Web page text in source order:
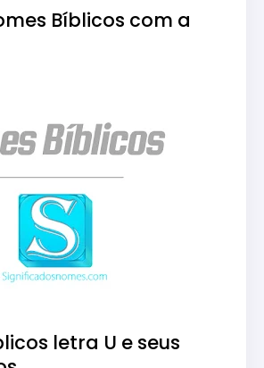
Bíblicos com a
letra U e seus